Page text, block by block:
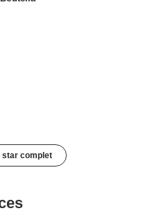
star complet